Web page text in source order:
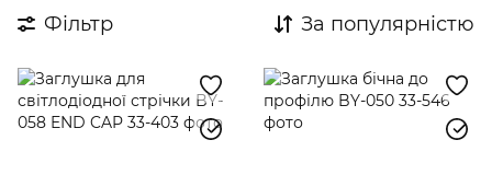
Фільтр За популярністю